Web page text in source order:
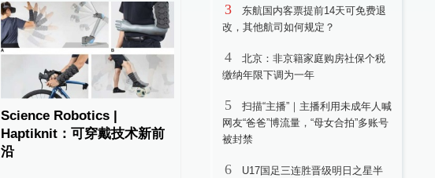
Science Robotics |
Haptiknit：可穿戴技术新前
沿
3
东航国内客票提前14天可免费退
改，其他航司如何规定？
4
北京：非京籍家庭购房社保个税
缴纳年限下调为一年
5
扫描“主播”｜主播利用未成年人喊
网友“爸爸”博流量，“母女合拍”多账号
被封禁
6
U17国足三连胜晋级明日之星半